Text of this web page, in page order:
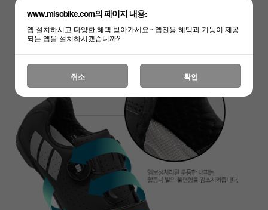
www.misobike.com의 페이지 내용:
앱 설치하시고 다양한 혜택 받아가세요~ 앱전용 혜택과 기능이 제공
되는 앱을 설치하시겠습니까?
취소 확인